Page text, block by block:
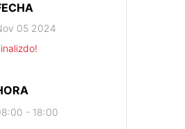
05 2024
- 18:00